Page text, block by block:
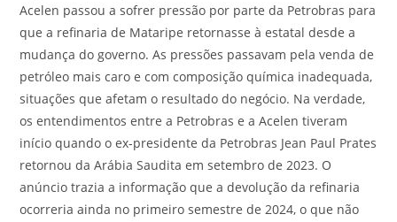
Acelen passou a sofrer pressão por parte da Petrobras para
que a refinaria de Mataripe retornasse à estatal desde a
mudança do governo. As pressões passavam pela venda de
petróleo mais caro e com composição química inadequada,
situações que afetam o resultado do negócio. Na verdade,
os entendimentos entre a Petrobras e a Acelen tiveram
início quando o ex-presidente da Petrobras Jean Paul Prates
retornou da Arábia Saudita em setembro de 2023. O
anúncio trazia a informação que a devolução da refinaria
ocorreria ainda no primeiro semestre de 2024, o que não